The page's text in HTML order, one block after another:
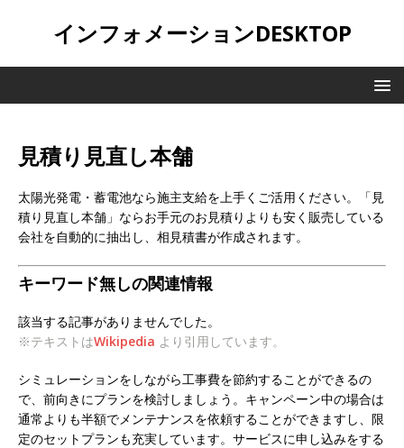
インフォメーションDESKTOP
見積り見直し本舗
太陽光発電・蓄電池なら施主支給を上手くご活用ください。「見
積り見直し本舗」ならお手元のお見積りよりも安く販売している
会社を自動的に抽出し、相見積書が作成されます。
キーワード無しの関連情報
該当する記事がありませんでした。
※テキストはWikipedia より引用しています。
シミュレーションをしながら工事費を節約することができるの
で、前向きにプランを検討しましょう。キャンペーン中の場合は
通常よりも半額でメンテナンスを依頼することができますし、限
定のセットプランも充実しています。サービスに申し込みをする